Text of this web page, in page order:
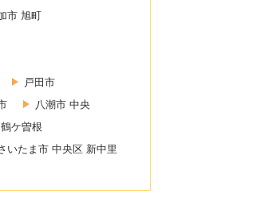
市 旭町
戸田市
八潮市 中央
ケ曽根
いたま市 中央区 新中里